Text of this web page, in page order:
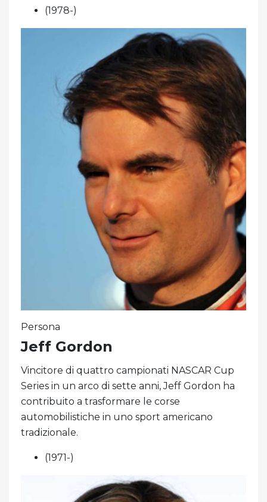
(1978-)
Persona
Jeff Gordon
Vincitore di quattro campionati NASCAR Cup
Series in un arco di sette anni, Jeff Gordon ha
contribuito a trasformare le corse
automobilistiche in uno sport americano
tradizionale.
(1971-)